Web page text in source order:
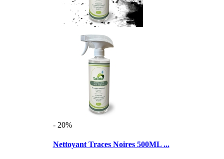
- 20%
Nettoyant Traces Noires 500ML ...